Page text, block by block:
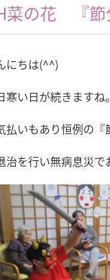
菜の花 『節
にちは(^^)
寒い日が続きます
払いもあり恒例の『
治を行い無病息災